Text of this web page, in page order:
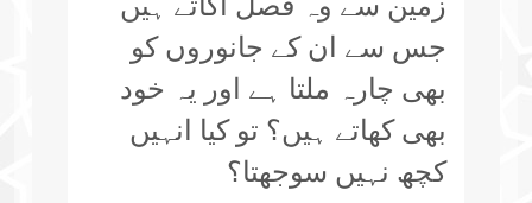
جس سے ان کے جانوروں کو
بھی چارہ ملتا ہے اور یہ خود
بھی کھاتے ہیں؟ تو کیا انہیں
کچھ نہیں سوجھتا؟